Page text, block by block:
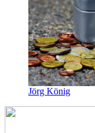
Jörg König